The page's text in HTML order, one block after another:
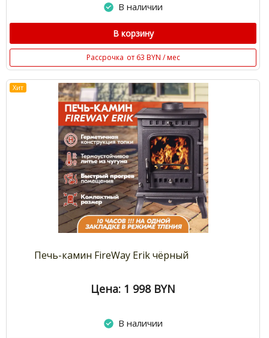
В наличии
В корзину
Рассрочка от 63 BYN / мес
Хит
Печь-камин FireWay Erik чёрный
Цена: 1 998 BYN
В наличии